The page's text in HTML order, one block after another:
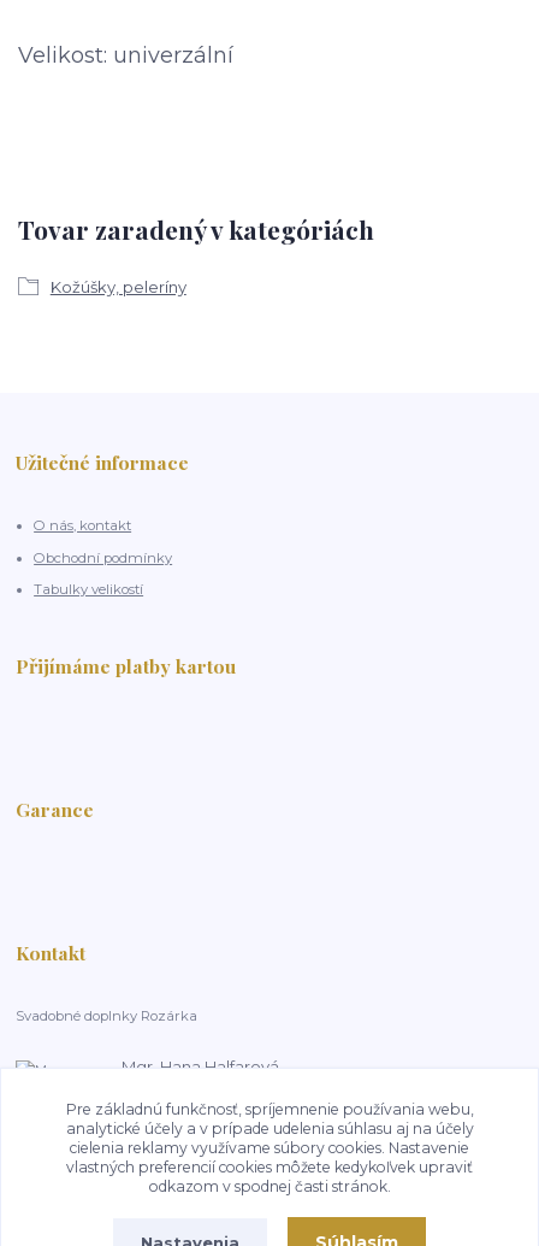
Velikost: univerzální
Tovar zaradený v kategóriách
Kožúšky, peleríny
Užitečné informace
O nás, kontakt
Obchodní podmínky
Tabulky velikostí
Přijímáme platby kartou
Garance
Kontakt
Svadobné doplnky Rozárka
Mgr. Hana Halfarová
14:00-18:00, pracovní dny
HalfarovaHana@seznam.cz
Pre základnú funkčnosť, spríjemnenie používania webu,
analytické účely a v prípade udelenia súhlasu aj na účely
cielenia reklamy využívame súbory cookies. Nastavenie
vlastných preferencií cookies môžete kedykoľvek upraviť
odkazom v spodnej časti stránok.